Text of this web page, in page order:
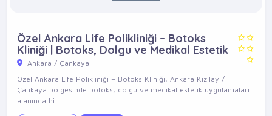
Özel Ankara Life Polikliniği – Botoks
Kliniği | Botoks, Dolgu ve Medikal Estetik
Ankara / Çankaya
Özel Ankara Life Polikliniği – Botoks Kliniği, Ankara Kızılay /
Çankaya bölgesinde botoks, dolgu ve medikal estetik uygulamaları
alanında hi...